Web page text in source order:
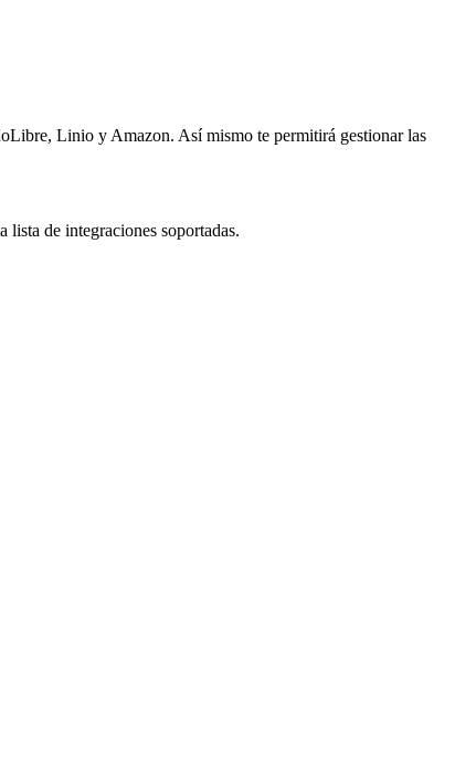
Linio y Amazon. Así mismo te permitirá gestionar las
lista de integraciones soportadas.